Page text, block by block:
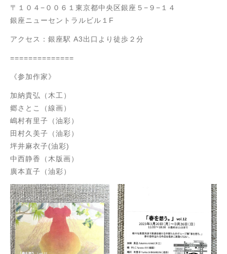
〒１０４−００６１東京都中央区銀座５−９−１４
銀座ニューセントラルビル１F
アクセス：銀座駅 A3出口より徒歩２分
==============
《参加作家》
加納貴弘（木工）
郷さとこ（線画）
嶋村有里子（油彩）
田村久美子（油彩）
坪井麻衣子(油彩)
中西静香（木版画）
廣本直子（油彩）